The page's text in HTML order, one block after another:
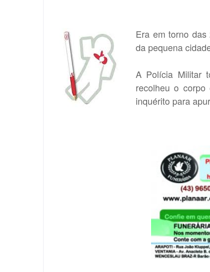
Era em torno
da pequena
A Polícia Militar
recolheu o
inquérito para